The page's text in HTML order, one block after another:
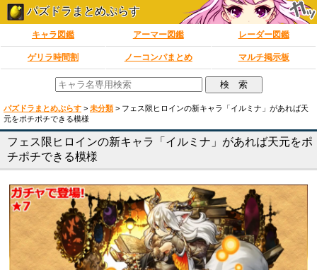
パズドラまとめぷらす
キャラ図鑑 アーマー図鑑 レーダー図鑑
ゲリラ時間割 ノーコンパまとめ マルチ掲示板
パズドラまとめぷらす > 未分類 > フェス限ヒロインの新キャラ「イルミナ」があれば天
元をポチポチできる模様
フェス限ヒロインの新キャラ「イルミナ」があれば天元をポ
チポチできる模様